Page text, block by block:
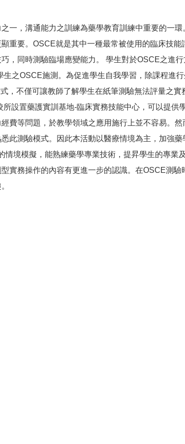
一，溝通能力之訓練為藥學教育訓練中重要的一
重要。OSCE就是其中一種最常被使用的臨床技
，同時測驗臨場應變能力。 學生對於OSCE之進
之OSCE施測。為促進學生自我學習，除課程進
，不僅可讓教師了解學生在紙筆測驗無法評量之
設置藥護實訓基地-臨床實務技能中心，可以提
費等問題，於教學領域之應用施行上並不容易。
此測驗模式。因此本活動以醫療情境為主，加強
境模擬，能熟練藥學專業技術，提昇學生的專業
實務操作的內容有更進一步的認識。在OSCE測